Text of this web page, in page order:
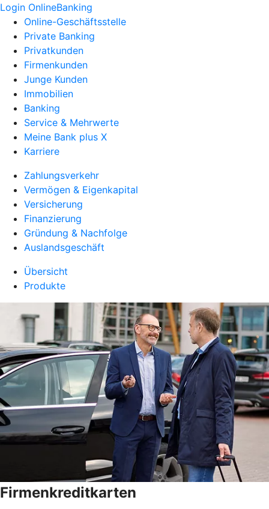
Login OnlineBanking
Online-Geschäftsstelle
Private Banking
Privatkunden
Firmenkunden
Junge Kunden
Immobilien
Banking
Service & Mehrwerte
Meine Bank plus X
Karriere
Zahlungsverkehr
Vermögen & Eigenkapital
Versicherung
Finanzierung
Gründung & Nachfolge
Auslandsgeschäft
Übersicht
Produkte
Firmenkreditkarten